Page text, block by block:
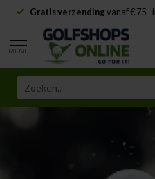
Gratis verzendingvanaf € 75,-
MENU